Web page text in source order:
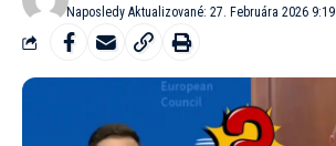
Naposledy Aktualizované: 27. Februára 2026 9:19